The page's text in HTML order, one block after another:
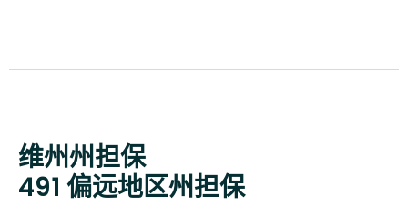
维州州担保
491 偏远地区州担保